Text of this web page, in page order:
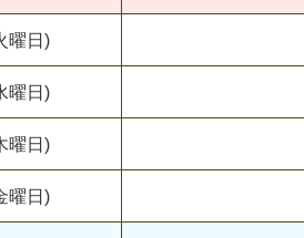
曜日)
曜日)
曜日)
曜日)